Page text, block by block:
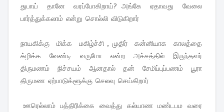
துபாய் தானே வரப்போகிறாய்? அங்கே ஏதாவது வேலை
பார்த்துக்கலாம் என்று சொல்லி விடுகிறார்
நாயகிக்கு மிக்க மகிழ்ச்சி , முதிர் கன்னியாக காலத்தை
க்ழிக்க வேண்டி வருமோ என்ற அச்சத்தில் இருந்தவர்
திருமணம் நிச்சயம் ஆனதால் தன் சேமிப்புப்பணம் பூரா
திருமண ஏற்பாடுக்ளூக்கு செலவு செய்கிறார்
ஊரெல்லாம் பத்திரிக்கை வைத்து கல்யாண மண்டபம வரை